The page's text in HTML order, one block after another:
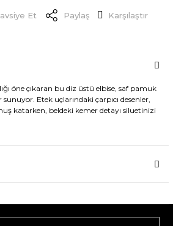
Et Paylaş Karşılaştır
öne çıkaran bu diz üstü elbise, saf pamuk
Etek uçlarındaki çarpıcı desenler,
katarken, beldeki kemer detayı siluetinizi